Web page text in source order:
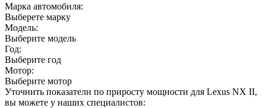
Марка автомобиля:
Выберете марку
Модель:
Выберите модель
Год:
Выберите год
Мотор:
Выберите мотор
Уточнить показатели по приросту мощности для Lexus NX II,
вы можете у наших специалистов: